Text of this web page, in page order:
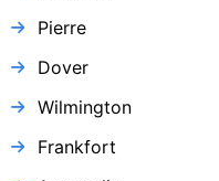
Pierre
Dover
Wilmington
Frankfort